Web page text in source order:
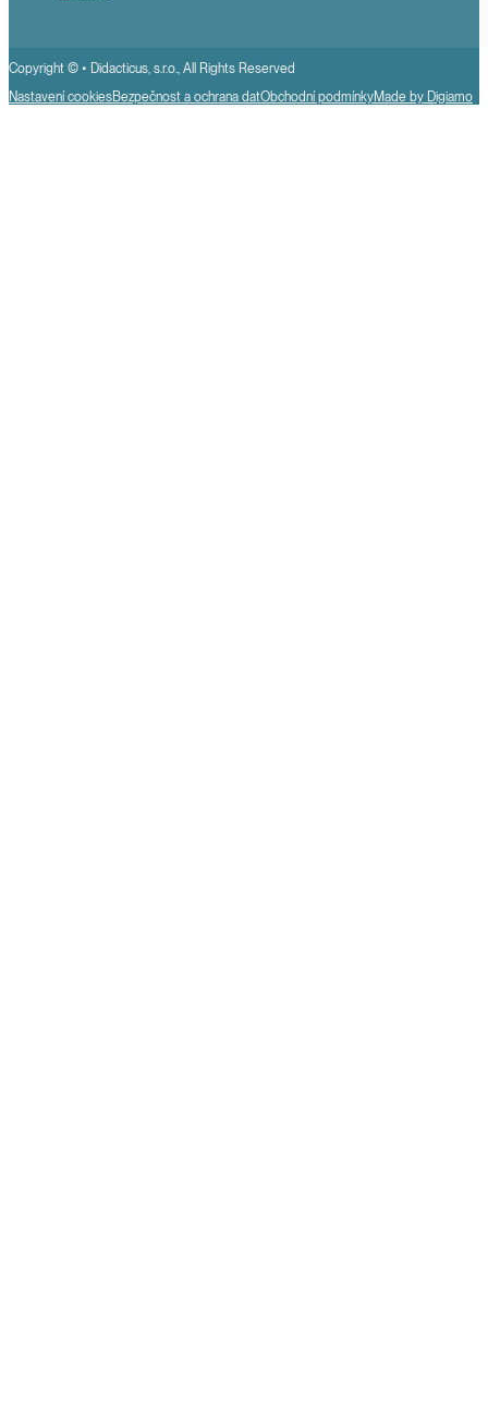
Copyright © • Didacticus, s.r.o., All Rights Reserved
Nastavení cookiesBezpečnost a ochrana datObchodní podmínkyMade by Digiamo